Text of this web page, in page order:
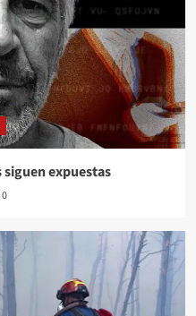
expuestas
0